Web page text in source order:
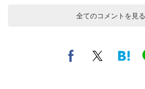
全てのコメントを見る